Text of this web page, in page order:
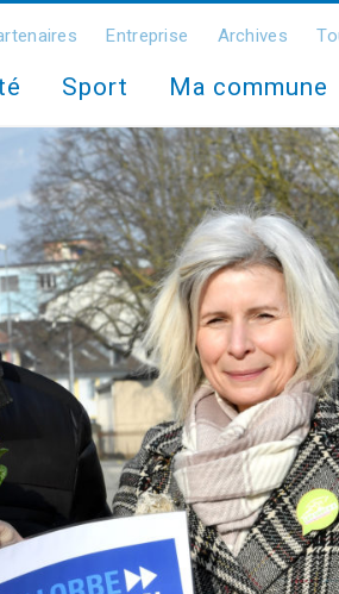
Entreprise Archives
Sport Ma commune